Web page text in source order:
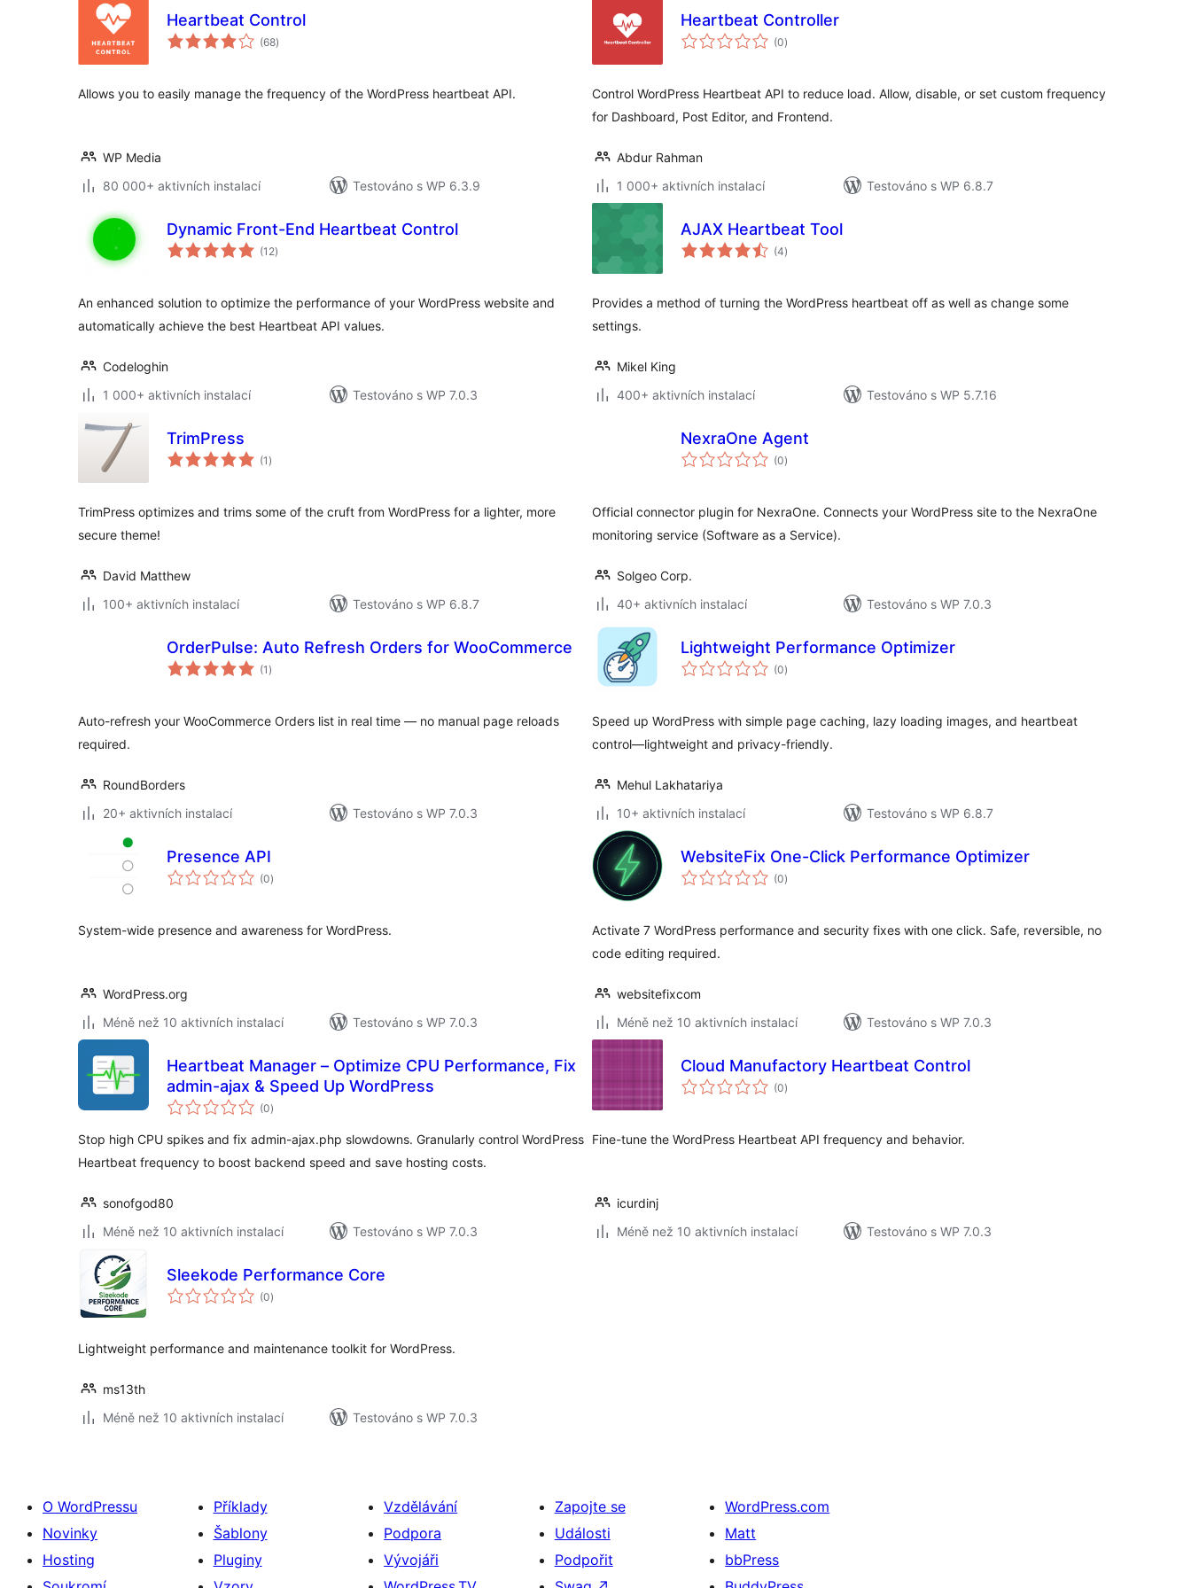
Heartbeat Control
(68celkové
hodnocení
)
Allows you to easily manage the frequency of the WordPress heartbeat API.
WP Media
80 000+ aktivních instalací
Testováno s WP 6.3.9
Heartbeat Controller
(0celkové
hodnocení
)
Control WordPress Heartbeat API to reduce load. Allow, disable, or set custom frequency
for Dashboard, Post Editor, and Frontend.
Abdur Rahman
1 000+ aktivních instalací
Testováno s WP 6.8.7
Dynamic Front-End Heartbeat Control
(12celkové
hodnocení
)
An enhanced solution to optimize the performance of your WordPress website and
automatically achieve the best Heartbeat API values.
Codeloghin
1 000+ aktivních instalací
Testováno s WP 7.0.3
AJAX Heartbeat Tool
(4celkové
hodnocení
)
Provides a method of turning the WordPress heartbeat off as well as change some
settings.
Mikel King
400+ aktivních instalací
Testováno s WP 5.7.16
TrimPress
(1 celkové
hodnocení
)
TrimPress optimizes and trims some of the cruft from WordPress for a lighter, more
secure theme!
David Matthew
100+ aktivních instalací
Testováno s WP 6.8.7
NexraOne Agent
(0celkové
hodnocení
)
Official connector plugin for NexraOne. Connects your WordPress site to the NexraOne
monitoring service (Software as a Service).
Solgeo Corp.
40+ aktivních instalací
Testováno s WP 7.0.3
OrderPulse: Auto Refresh Orders for WooCommerce
(1 celkové
hodnocení
)
Auto-refresh your WooCommerce Orders list in real time — no manual page reloads
required.
RoundBorders
20+ aktivních instalací
Testováno s WP 7.0.3
Lightweight Performance Optimizer
(0celkové
hodnocení
)
Speed up WordPress with simple page caching, lazy loading images, and heartbeat
control—lightweight and privacy-friendly.
Mehul Lakhatariya
10+ aktivních instalací
Testováno s WP 6.8.7
Presence API
(0celkové
hodnocení
)
System-wide presence and awareness for WordPress.
WordPress.org
Méně než 10 aktivních instalací
Testováno s WP 7.0.3
WebsiteFix One-Click Performance Optimizer
(0celkové
hodnocení
)
Activate 7 WordPress performance and security fixes with one click. Safe, reversible, no
code editing required.
websitefixcom
Méně než 10 aktivních instalací
Testováno s WP 7.0.3
Heartbeat Manager – Optimize CPU Performance, Fix
admin-ajax & Speed Up WordPress
(0celkové
hodnocení
)
Stop high CPU spikes and fix admin-ajax.php slowdowns. Granularly control WordPress
Heartbeat frequency to boost backend speed and save hosting costs.
sonofgod80
Méně než 10 aktivních instalací
Testováno s WP 7.0.3
Cloud Manufactory Heartbeat Control
(0celkové
hodnocení
)
Fine-tune the WordPress Heartbeat API frequency and behavior.
icurdinj
Méně než 10 aktivních instalací
Testováno s WP 7.0.3
Sleekode Performance Core
(0celkové
hodnocení
)
Lightweight performance and maintenance toolkit for WordPress.
ms13th
Méně než 10 aktivních instalací
Testováno s WP 7.0.3
O WordPressu
Novinky
Hosting
Příklady
Šablony
Pluginy
Vzdělávání
Podpora
Vývojáři
Zapojte se
Události
Podpořit
WordPress.com
Matt
bbPress